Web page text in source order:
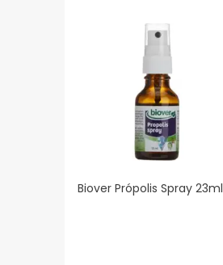
Biover Própolis Spray 23ml